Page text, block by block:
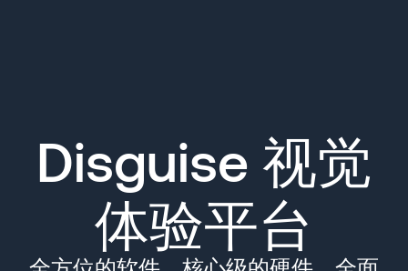
Disguise 视觉
体验平台